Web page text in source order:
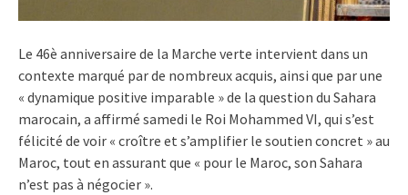
Le 46è anniversaire de la Marche verte intervient dans un
contexte marqué par de nombreux acquis, ainsi que par une
« dynamique positive imparable » de la question du Sahara
marocain, a affirmé samedi le Roi Mohammed VI, qui s’est
félicité de voir « croître et s’amplifier le soutien concret » au
Maroc, tout en assurant que « pour le Maroc, son Sahara
n’est pas à négocier ».